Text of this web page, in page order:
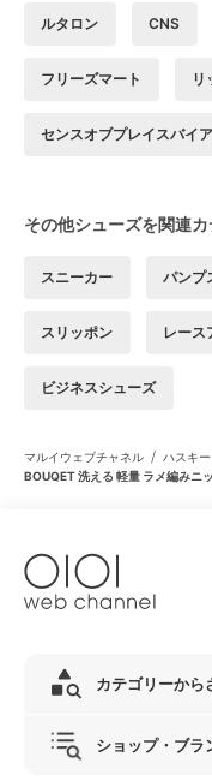
ルタロン CNS
フリーズマート リ
センスオブプレイスバイ
その他シューズを関連
スニーカー パンプ
スリッポン レース
ビジネスシューズ
マルイウェブチャネル / ハスキー
BOUQET 洗える 軽量 ラメ編みニ
カテゴリーから
ショップ・ブラ